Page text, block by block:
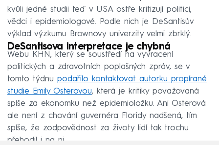
kvůli jedné studii teď v USA ostře kritizují politici,
vědci i epidemiologové. Podle nich je DeSantisův
výklad výzkumu Brownovy univerzity velmi zbrklý.
DeSantisova interpretace je chybná
Webu KHN, který se soustředí na vyvracení
politických a zdravotních poplašných zpráv, se v
tomto týdnu podařilo kontaktovat autorku propírané
studie Emily Osterovou, která je kritiky považovaná
spíše za ekonomku než epidemioložku. Ani Osterová
ale není z chování guvernéra Floridy nadšená, tím
spíše, že zodpovědnost za životy lidí tak trochu
přehodil i na ni.